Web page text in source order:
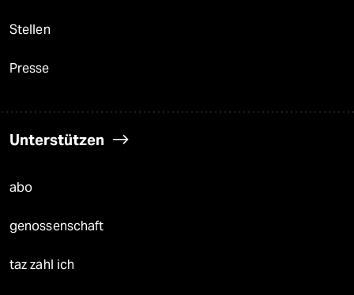
Stellen
Presse
Unterstützen
abo
genossenschaft
taz zahl ich